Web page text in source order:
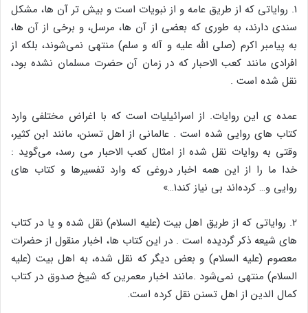
1. روایاتی که از طریق عامه و از نبویات است و بیش تر آن ها، مشکل
سندی دارند، به طوری که بعضی از آن ها، مرسل، و برخی از آن ها،
به پیامبر اکرم (صلی الله علیه و آله و سلم) منتهی نمی‌شوند، بلکه از
افرادی مانند کعب الاحبار که در زمان آن حضرت مسلمان نشده بود،
نقل شده است .
عمده ی این روایات‌. از اسرائیلیات است که با اغراض مختلفی وارد
کتاب های روایی شده است . عالمانی از اهل تسنن، مانند ابن کثیر،
وقتی به روایات نقل شده از امثال کعب الاحبار می رسد، می‌گوید :
خدا ما را از این همه اخبار دروغی که وارد تفسیرها و کتاب های
روایی و… کرده‌اند بی نیاز کند۱…»
2. روایاتی که از طریق اهل بیت (علیه السلام) نقل شده و یا در کتاب
های شیعه ذکر گردیده است . در این کتاب ها، اخبار منقول از حضرات
معصوم (علیه السلام) و بعض دیگر که نقل شده، به اهل بیت (علیه
السلام) منتهی نمی‌شود .مانند اخبار معمرین که شیخ صدوق در کتاب
کمال الدین از اهل تسنن نقل کرده است.